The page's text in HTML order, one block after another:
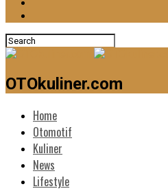
OTOkuliner.com
Home
Otomotif
Kuliner
News
Lifestyle